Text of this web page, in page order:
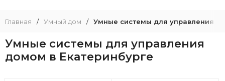
Главная / Умный дом / Умные системы для управления
Умные системы для управления
домом в Екатеринбурге